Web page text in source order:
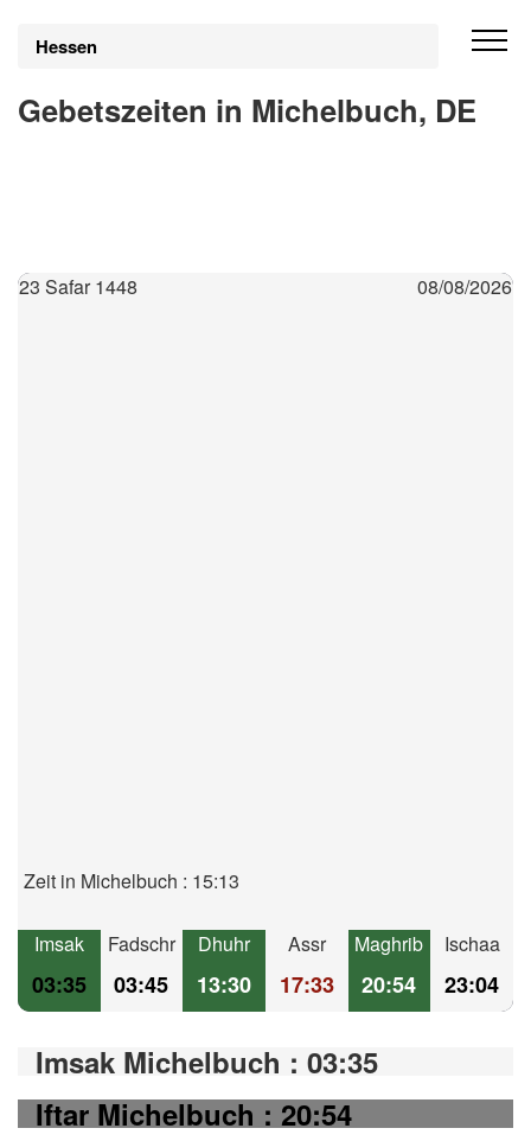
Hessen
Gebetszeiten in Michelbuch, DE
23 Safar 1448 08/08/2026
Zeit in Michelbuch : 15:13
Imsak
03:35
Fadschr
03:45
Dhuhr
13:30
Assr
17:33
Maghrib
20:54
Ischaa
23:04
Imsak Michelbuch : 03:35
Iftar Michelbuch : 20:54